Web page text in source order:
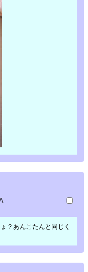
？あんこたんと同じく